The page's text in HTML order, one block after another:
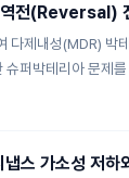
전(Reversal)
다제내성(MDR) 박
슈퍼박테리아 문제
스 가소성 저하